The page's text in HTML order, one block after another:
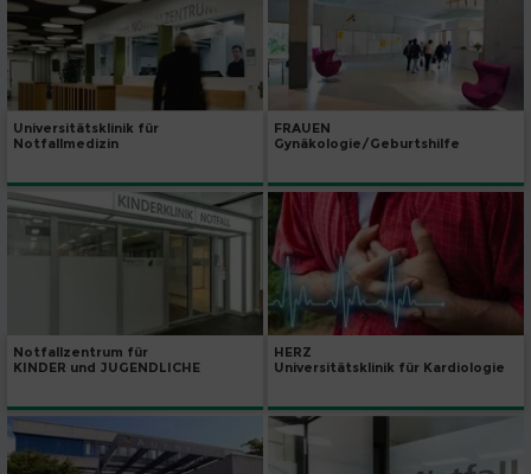
Universitätsklinik für
Notfallmedizin
FRAUEN
Gynäkologie/Geburtshilfe
Notfallzentrum für
KINDER und JUGENDLICHE
HERZ
Universitätsklinik für Kardiologie